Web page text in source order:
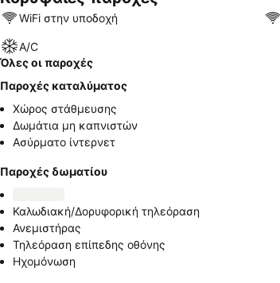
WiFi στην υποδοχή
A/C
Όλες οι παροχές
Παροχές καταλύματος
Χώρος στάθμευσης
Δωμάτια μη καπνιστών
Ασύρματο ίντερνετ
Παροχές δωματίου
Καλωδιακή/Δορυφορική τηλεόραση
Ανεμιστήρας
Τηλεόραση επίπεδης οθόνης
Ηχομόνωση